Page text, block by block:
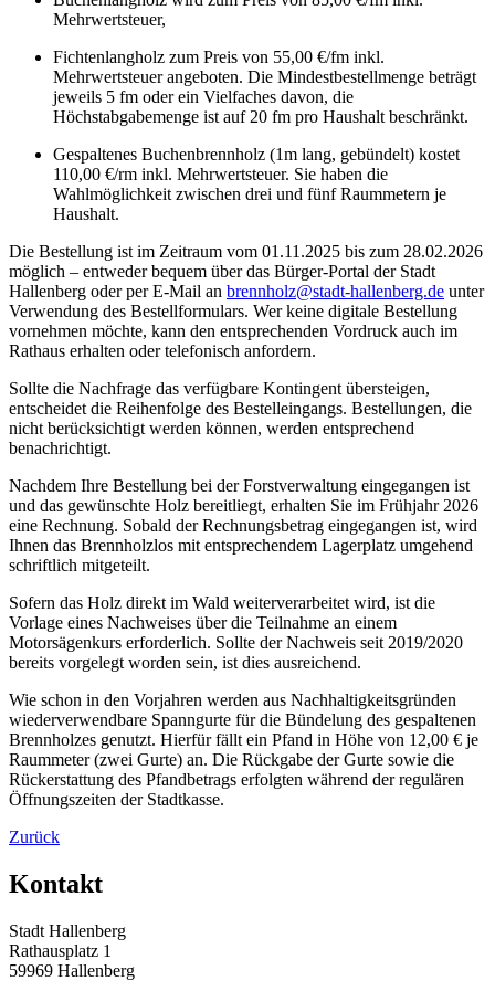
Mehrwertsteuer,
Fichtenlangholz zum Preis von 55,00 €/fm inkl.
Mehrwertsteuer angeboten. Die Mindestbestellmenge beträgt
jeweils 5 fm oder ein Vielfaches davon, die
Höchstabgabemenge ist auf 20 fm pro Haushalt beschränkt.
Gespaltenes Buchenbrennholz (1m lang, gebündelt) kostet
110,00 €/rm inkl. Mehrwertsteuer. Sie haben die
Wahlmöglichkeit zwischen drei und fünf Raummetern je
Haushalt.
Die Bestellung ist im Zeitraum vom 01.11.2025 bis zum 28.02.2026
möglich – entweder bequem über das Bürger-Portal der Stadt
Hallenberg oder per E-Mail an brennholz@​stadt-hallenberg.de unter
Verwendung des Bestellformulars. Wer keine digitale Bestellung
vornehmen möchte, kann den entsprechenden Vordruck auch im
Rathaus erhalten oder telefonisch anfordern.
Sollte die Nachfrage das verfügbare Kontingent übersteigen,
entscheidet die Reihenfolge des Bestelleingangs. Bestellungen, die
nicht berücksichtigt werden können, werden entsprechend
benachrichtigt.
Nachdem Ihre Bestellung bei der Forstverwaltung eingegangen ist
und das gewünschte Holz bereitliegt, erhalten Sie im Frühjahr 2026
eine Rechnung. Sobald der Rechnungsbetrag eingegangen ist, wird
Ihnen das Brennholzlos mit entsprechendem Lagerplatz umgehend
schriftlich mitgeteilt.
Sofern das Holz direkt im Wald weiterverarbeitet wird, ist die
Vorlage eines Nachweises über die Teilnahme an einem
Motorsägenkurs erforderlich. Sollte der Nachweis seit 2019/2020
bereits vorgelegt worden sein, ist dies ausreichend.
Wie schon in den Vorjahren werden aus Nachhaltigkeitsgründen
wiederverwendbare Spanngurte für die Bündelung des gespaltenen
Brennholzes genutzt. Hierfür fällt ein Pfand in Höhe von 12,00 € je
Raummeter (zwei Gurte) an. Die Rückgabe der Gurte sowie die
Rückerstattung des Pfandbetrags erfolgten während der regulären
Öffnungszeiten der Stadtkasse.
Zurück
Kontakt
Stadt Hallenberg
Rathausplatz 1
59969 Hallenberg